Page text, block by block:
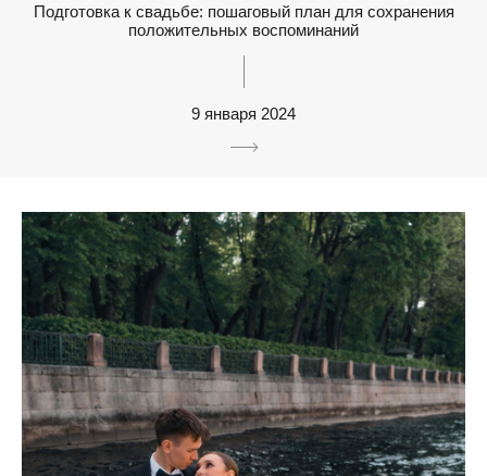
Подготовка к свадьбе: пошаговый план для сохранения
положительных воспоминаний
9 января 2024